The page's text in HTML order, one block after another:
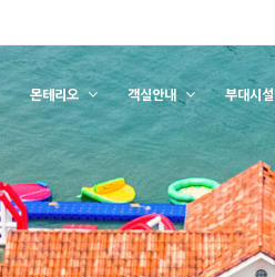
몬테리오 객실안내 부대시설